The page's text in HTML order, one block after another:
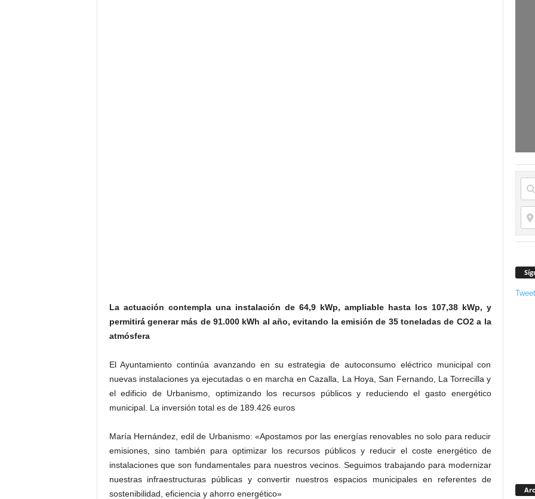
La actuación contempla una instalación de 64,9 kWp, ampliable hasta los 107,38 kWp, y
permitirá generar más de 91.000 kWh al año, evitando la emisión de 35 toneladas de CO2 a la
atmósfera
El Ayuntamiento continúa avanzando en su estrategia de autoconsumo eléctrico municipal con
nuevas instalaciones ya ejecutadas o en marcha en Cazalla, La Hoya, San Fernando, La Torrecilla y
el edificio de Urbanismo, optimizando los recursos públicos y reduciendo el gasto energético
municipal. La inversión total es de 189.426 euros
María Hernández, edil de Urbanismo: «Apostamos por las energías renovables no solo para reducir
emisiones, sino también para optimizar los recursos públicos y reducir el coste energético de
instalaciones que son fundamentales para nuestros vecinos. Seguimos trabajando para modernizar
nuestras infraestructuras públicas y convertir nuestros espacios municipales en referentes de
sostenibilidad, eficiencia y ahorro energético»